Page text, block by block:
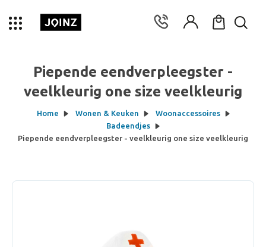
Piepende eendverpleegster -
veelkleurig one size veelkleurig
Home Wonen & Keuken
Woonaccessoires
Badeendjes
Piepende eendverpleegster - veelkleurig one size veelkleurig